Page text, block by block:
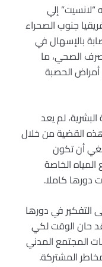
“لانسيت” إلي
جنوب الصحراء
الإصابة بالإسهال في
الصحي، ما
الحصبة
لم يعد
القضية من خلال
أن تكون
الخاصة
دورها كاملا.
التفكير في دورها
حان الوقت لكي
المجتمع المدني
المشتركة.